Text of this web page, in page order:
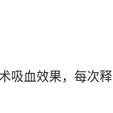
吸血效果，每次释